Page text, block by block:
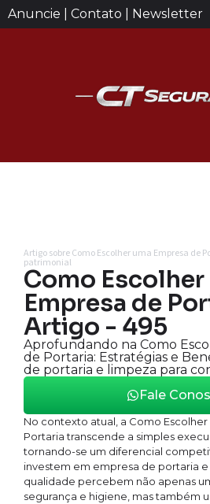
Anuncie | Contato | Newsletter
Artigo sobre Como Escolher uma Empresa de
patrimonial
Como Escolher
Empresa de
Artigo - 495
Aprofundando na Como
de Portaria: Estratégias e
de portaria e limpeza para
Fale
No contexto atual, a Como
Portaria transcende a simples
tornando-se um diferencial
investem em empresa de portaria
qualidade percebem não apenas
segurança e higiene, mas também